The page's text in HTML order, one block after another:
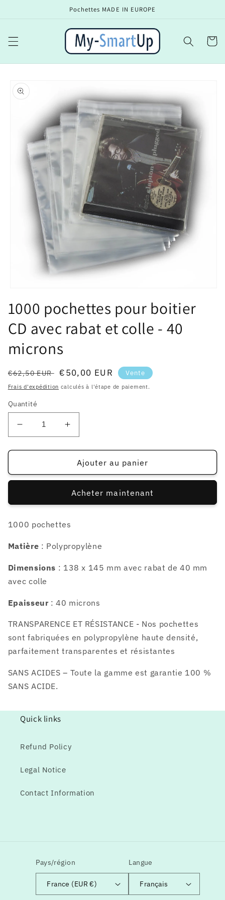
Pochettes MADE IN EUROPE
Panier
Passer aux
informations
produits
média
1
dans
une
fenêtre
modale
1000 pochettes pour boitier
CD avec rabat et colle - 40
microns
Prix
habituel
€62,50 EUR
Prix
soldé
€50,00 EUR Vente
Frais d'expédition calculés à l'étape de paiement.
Quantité
Réduire
la
quantité
1000
boitier
avec
et
-
40
Augmenter
la
quantité
de
1000
pour
boitier
avec
et
-
Ajouter au panier
Acheter maintenant
1000 pochettes
Matière : Polypropylène
Dimensions : 138 x 145 mm avec rabat de 40 mm
avec colle
Epaisseur : 40 microns
TRANSPARENCE ET RÉSISTANCE - Nos pochettes
sont fabriquées en polypropylène haute densité,
parfaitement transparentes et résistantes
SANS ACIDES – Toute la gamme est garantie 100 %
SANS ACIDE.
Quick links
Refund Policy
Legal Notice
Contact Information
Pays/région
France (EUR €)
Langue
Français